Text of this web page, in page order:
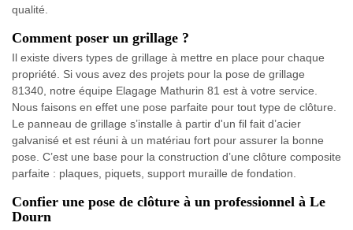
qualité.
Comment poser un grillage ?
Il existe divers types de grillage à mettre en place pour chaque
propriété. Si vous avez des projets pour la pose de grillage
81340, notre équipe Elagage Mathurin 81 est à votre service.
Nous faisons en effet une pose parfaite pour tout type de clôture.
Le panneau de grillage s’installe à partir d'un fil fait d’acier
galvanisé et est réuni à un matériau fort pour assurer la bonne
pose. C’est une base pour la construction d’une clôture composite
parfaite : plaques, piquets, support muraille de fondation.
Confier une pose de clôture à un professionnel à Le
Dourn